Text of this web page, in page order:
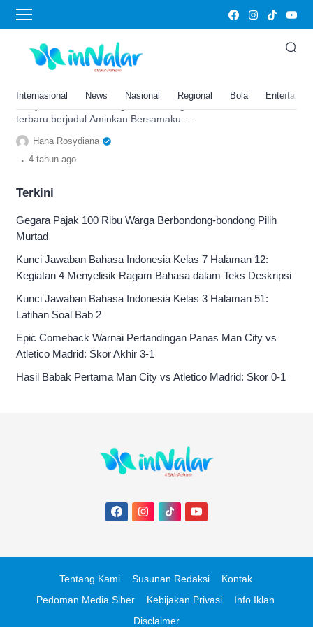
Internasional News Nasional Regional Bola
single terbaru rizky febian
Rizky Febian Kembali Keluarkan
Single Terbaru yang Bertajuk
terbaru berjudul Aminkan Bersamaku.
Berikut informasi mengenai lagu, arti
lagu, dan juga video klipnya
Hana Rosydiana
. 4 tahun ago
Terkini
Gegara Pajak 100 Ribu Warga Berbondong-bondong Pilih
Murtad
Kunci Jawaban Bahasa Indonesia Kelas 7 Halaman 12:
Kegiatan 4 Menyelisik Ragam Bahasa dalam Teks Deskripsi
Kunci Jawaban Bahasa Indonesia Kelas 3 Halaman 51:
Latihan Soal Bab 2
Epic Comeback Warnai Pertandingan Panas Man City vs
Atletico Madrid: Skor Akhir 3-1
Hasil Babak Pertama Man City vs Atletico Madrid: Skor 0-1
Tentang Kami Susunan Redaksi
Kontak
Pedoman Media Siber
Kebijakan Privasi
Info Iklan
Disclaimer